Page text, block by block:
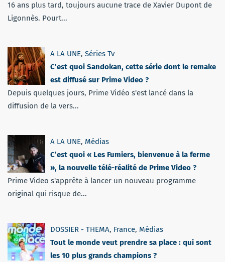
16 ans plus tard, toujours aucune trace de Xavier Dupont de
Ligonnès. Pourt...
A LA UNE, Séries Tv
C’est quoi Sandokan, cette série dont le remake
est diffusé sur Prime Video ?
Depuis quelques jours, Prime Vidéo s'est lancé dans la
diffusion de la vers...
A LA UNE, Médias
C’est quoi « Les Fumiers, bienvenue à la ferme
», la nouvelle télé-réalité de Prime Video ?
Prime Video s'apprête à lancer un nouveau programme
original qui risque de...
DOSSIER - THEMA, France, Médias
Tout le monde veut prendre sa place : qui sont
les 10 plus grands champions ?